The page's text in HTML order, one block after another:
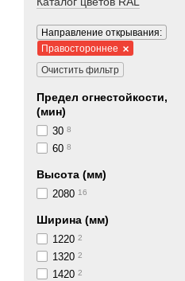
Направление открывания:
Правостороннее
Очистить фильтр
Предел огнестойкости,
(мин)
30 8
60 8
Высота (мм)
2080 16
Ширина (мм)
1220 2
1320 2
1420 2